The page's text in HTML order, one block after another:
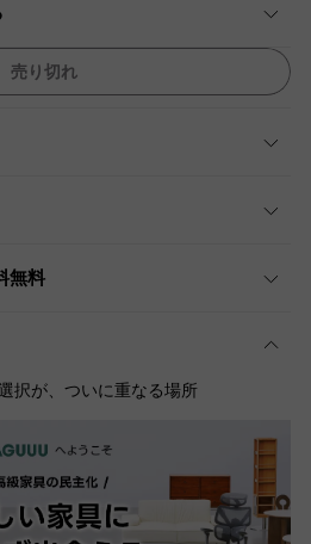
売り切れ
無料
択が、ついに重なる場所